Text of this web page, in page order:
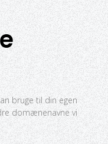
bruge til din egen
domænenavne vi